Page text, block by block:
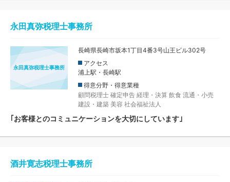
永田真弥税理士事務所
永田真弥税理士事務所
長崎県長崎市坂本1丁目4番3号山王ビル302号
アクセス
浦上駅・長崎駅
得意分野・得意業種
顧問税理士 確定申告 経理・決算 飲食 流通・小売
建設・建築 美容 社会福祉法人
｢お客様とのコミュニケーションを大切にしています｣
酒井寛志税理士事務所